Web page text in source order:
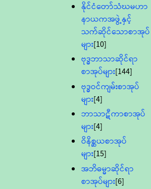
နိုင်ငံတော်သံဃမဟာ
နာယကအဖွဲ့နှင့်
သက်ဆိုင်သောစာအုပ်
များ[10]
ဗုဒ္ဓဘာသာဆိုင်ရာ
စာအုပ်များ[144]
ဗုဒ္ဓဝင်ကျမ်းစာအုပ်
များ[4]
ဘာသာဋီကာစာအုပ်
များ[4]
ဝိနိစ္ဆယစာအုပ်
များ[15]
အဘိဓမ္မာဆိုင်ရာ
စာအုပ်များ[6]